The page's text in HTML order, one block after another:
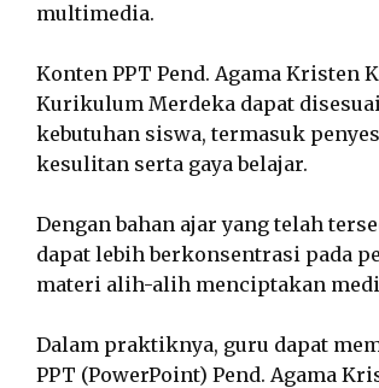
multimedia.
Konten PPT Pend. Agama Kristen
Kurikulum Merdeka dapat
kebutuhan siswa, termasuk
kesulitan serta gaya belajar.
Dengan bahan ajar yang telah
dapat lebih berkonsentrasi pada
materi alih-alih menciptakan
Dalam praktiknya, guru dapat
PPT (PowerPoint) Pend. Agama